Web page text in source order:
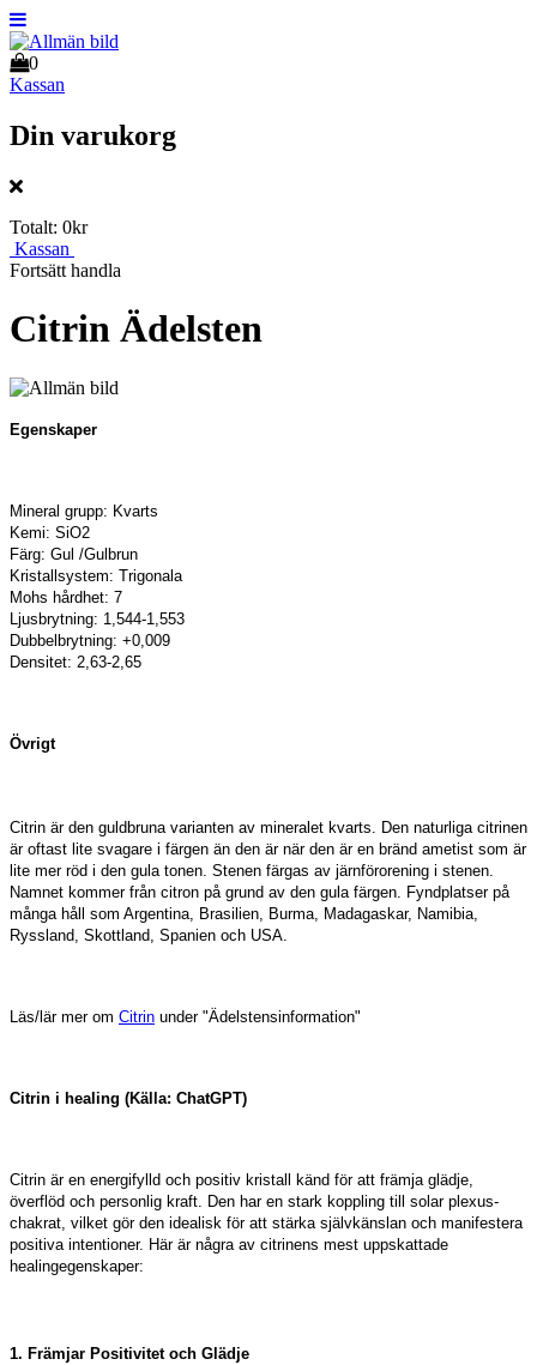
0
Kassan
Din varukorg
Totalt: 0kr
Kassan
Fortsätt handla
Citrin Ädelsten
Egenskaper
Mineral grupp: Kvarts
Kemi: SiO2
Färg: Gul /Gulbrun
Kristallsystem: Trigonala
Mohs hårdhet: 7
Ljusbrytning: 1,544-1,553
Dubbelbrytning: +0,009
Densitet: 2,63-2,65
Övrigt
Citrin är den guldbruna varianten av mineralet kvarts. Den naturliga citrinen
är oftast lite svagare i färgen än den är när den är en bränd ametist som är
lite mer röd i den gula tonen. Stenen färgas av järnförorening i stenen.
Namnet kommer från citron på grund av den gula färgen. Fyndplatser på
många håll som Argentina, Brasilien, Burma, Madagaskar, Namibia,
Ryssland, Skottland, Spanien och USA.
Läs/lär mer om Citrin under "Ädelstensinformation"
Citrin i healing (Källa: ChatGPT)
Citrin är en energifylld och positiv kristall känd för att främja glädje,
överflöd och personlig kraft. Den har en stark koppling till solar plexus-
chakrat, vilket gör den idealisk för att stärka självkänslan och manifestera
positiva intentioner. Här är några av citrinens mest uppskattade
healingegenskaper:
1. Främjar Positivitet och Glädje